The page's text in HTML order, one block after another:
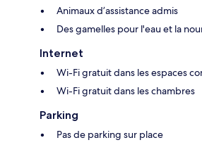
Animaux d’assistance admis
Des gamelles pour l'eau et la
Internet
Wi-Fi gratuit dans les espaces
Wi-Fi gratuit dans les chambres
Parking
Pas de parking sur place